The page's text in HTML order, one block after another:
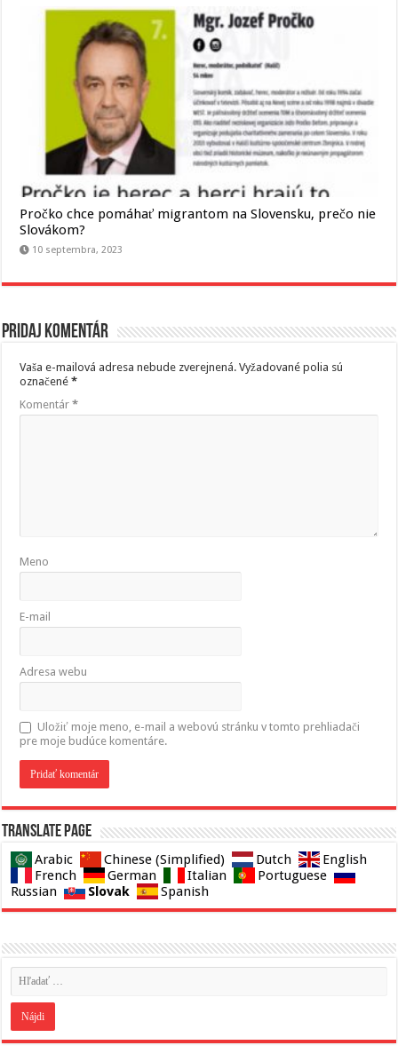
Pročko chce pomáhať migrantom na Slovensku, prečo nie
Slovákom?
10 septembra, 2023
Pridaj komentár
Vaša e-mailová adresa nebude zverejnená. Vyžadované polia sú
označené*
Komentár*
Meno
E-mail
Adresa webu
Uložiť moje meno, e-mail a webovú stránku v tomto prehliadači
pre moje budúce komentáre.
Translate page
Arabic Chinese (Simplified) Dutch
English
French
German Italian
Portuguese
Russian
Slovak Spanish